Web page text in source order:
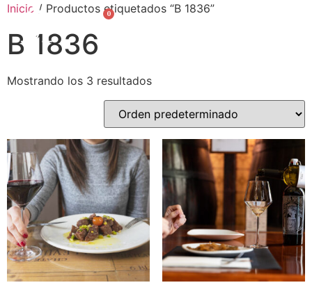
0
Inicio / Productos etiquetados “B 1836”
B 1836
Mostrando los 3 resultados